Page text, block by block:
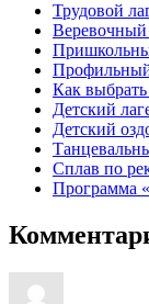
Трудовой
Веревочный
Как выбрать
Детский
Детский
Сплав по
Программа